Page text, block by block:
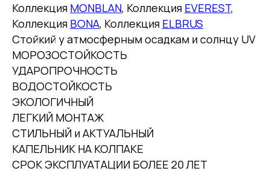
Коллекция MONBLAN, Коллекция EVEREST,
Коллекция BONA, Коллекция ELBRUS
Стойкий у атмосферным осадкам и солнцу UV
МОРОЗОСТОЙКОСТЬ
УДАРОПРОЧНОСТЬ
ВОДОСТОЙКОСТЬ
ЭКОЛОГИЧНЫЙ
ЛЕГКИЙ МОНТАЖ
СТИЛЬНЫЙ и АКТУАЛЬНЫЙ
КАПЕЛЬНИК НА КОЛПАКЕ
СРОК ЭКСПЛУАТАЦИИ БОЛЕЕ 20 ЛЕТ